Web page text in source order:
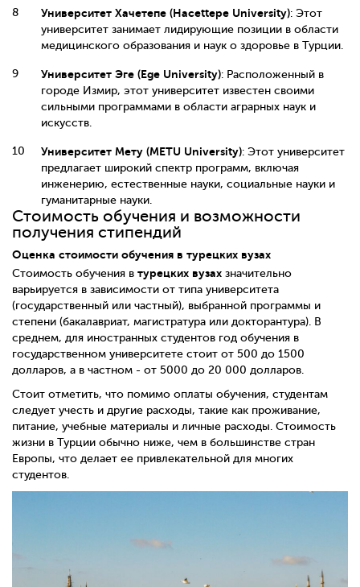
Университет Хачетепе (Hacettepe University): Этот
университет занимает лидирующие позиции в области
медицинского образования и наук о здоровье в Турции.
Университет Эге (Ege University): Расположенный в
городе Измир, этот университет известен своими
сильными программами в области аграрных наук и
искусств.
Университет Мету (METU University): Этот университет
предлагает широкий спектр программ, включая
инженерию, естественные науки, социальные науки и
гуманитарные науки.
Стоимость обучения и возможности
получения стипендий
Оценка стоимости обучения в турецких вузах
Стоимость обучения в турецких вузах значительно
варьируется в зависимости от типа университета
(государственный или частный), выбранной программы и
степени (бакалавриат, магистратура или докторантура). В
среднем, для иностранных студентов год обучения в
государственном университете стоит от 500 до 1500
долларов, а в частном - от 5000 до 20 000 долларов.
Стоит отметить, что помимо оплаты обучения, студентам
следует учесть и другие расходы, такие как проживание,
питание, учебные материалы и личные расходы. Стоимость
жизни в Турции обычно ниже, чем в большинстве стран
Европы, что делает ее привлекательной для многих
студентов.